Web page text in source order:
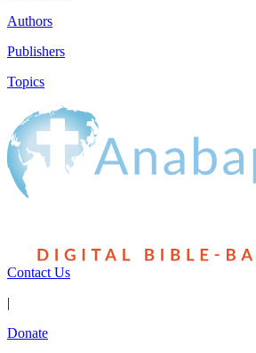
Authors
Publishers
Topics
Contact Us
|
Donate